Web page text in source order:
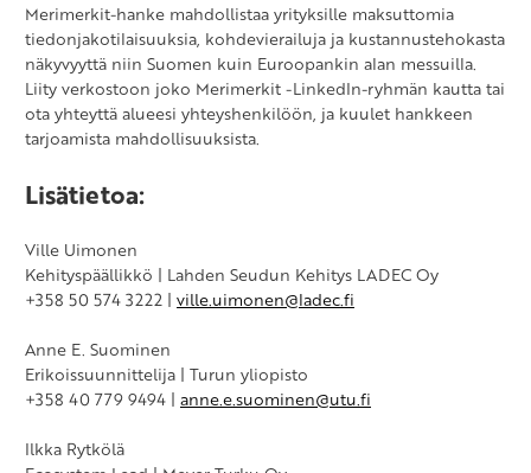
Merimerkit-hanke mahdollistaa yrityksille maksuttomia
tiedonjakotilaisuuksia, kohdevierailuja ja kustannustehokasta
näkyvyyttä niin Suomen kuin Euroopankin alan messuilla.
Liity verkostoon joko Merimerkit -LinkedIn-ryhmän kautta tai
ota yhteyttä alueesi yhteyshenkilöön, ja kuulet hankkeen
tarjoamista mahdollisuuksista.
Lisätietoa:
Ville Uimonen
Kehityspäällikkö | Lahden Seudun Kehitys LADEC Oy
+358 50 574 3222 | ville.uimonen@ladec.fi
Anne E. Suominen
Erikoissuunnittelija | Turun yliopisto
+358 40 779 9494 | anne.e.suominen@utu.fi
Ilkka Rytkölä